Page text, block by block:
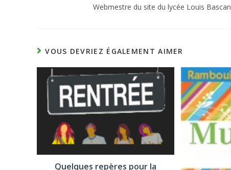
Webmestre du site du lycée Louis Bascan
VOUS DEVRIEZ ÉGALEMENT AIMER
Quelques repères pour la